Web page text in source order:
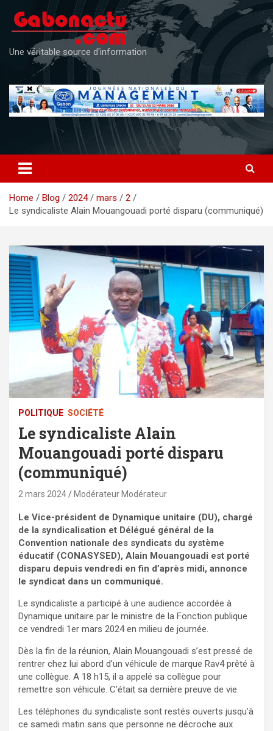
content
Une véritable source d'information
Home Blog 2024 mars
2
Le syndicaliste Alain Mouangouadi porté disparu (communiqué)
POLITIQUE SOCIÉTÉ
Le syndicaliste Alain
Mouangouadi porté disparu
(communiqué)
2 mars 2024 Modérateur Modérateur
Le Vice-président de Dynamique unitaire (DU), chargé
de la syndicalisation et Délégué général de la
Convention nationale des syndicats du système
éducatif (CONASYSED), Alain Mouangouadi est porté
disparu depuis vendredi en fin d’après midi, annonce
le syndicat dans un communiqué.
Le syndicaliste a participé à une audience accordée à
Dynamique unitaire par le ministre de la Fonction publique
ce vendredi 1er mars 2024 en milieu de journée.
Dès la fin de la réunion, Alain Mouangouadi s’est pressé de
rentrer chez lui abord d’un véhicule de marque Rav4 prêté à
une collègue. A 18 h15, il a appelé sa collègue pour
remettre son véhicule. C’était sa dernière preuve de vie.
Les téléphones du syndicaliste sont restés ouverts jusqu’à
ce samedi matin sans que personne ne décroche aux